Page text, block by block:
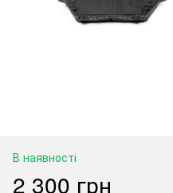
В наявності
2 300 грн